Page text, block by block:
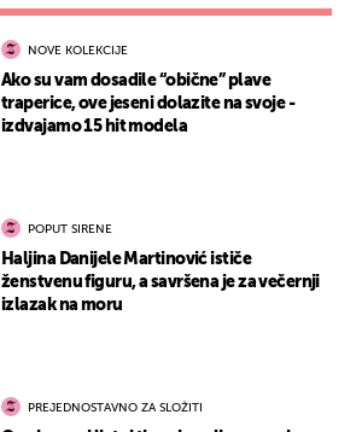
NOVE KOLEKCIJE
Ako su vam dosadile “obične” plave
traperice, ove jeseni dolazite na svoje -
izdvajamo 15 hit modela
POPUT SIRENE
Haljina Danijele Martinović ističe
ženstvenu figuru, a savršena je za večernji
izlazak na moru
PREJEDNOSTAVNO ZA SLOŽITI